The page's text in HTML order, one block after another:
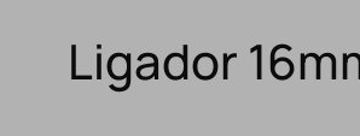
Ligador